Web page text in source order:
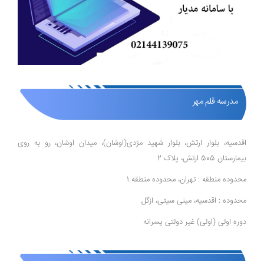
مدرسه قلم مهر
اقدسیه، بلوار ارتش، بلوار شهید مژدی(اوشان)، میدان اوشان، رو به روی
بیمارستان 505 ارتش، پلاک 2
محدوده منطقه : تهران، محدوده منطقه 1
محدوده : اقدسیه، مینی سیتی، ازگل
دوره اولی (اولی) غیر دولتی پسرانه